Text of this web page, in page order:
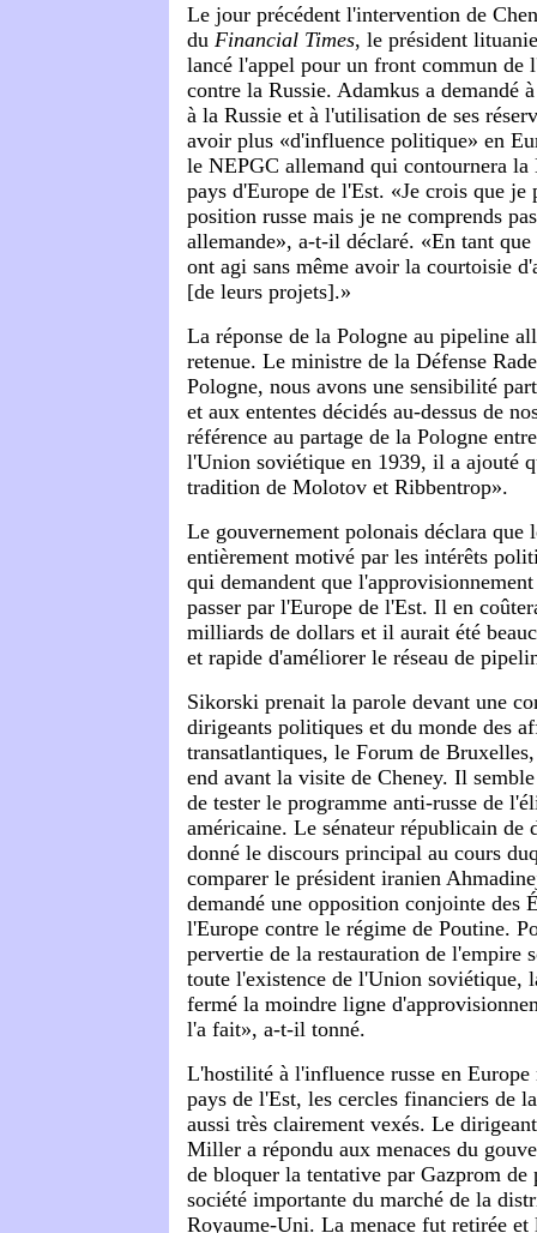
Le jour précédent l'intervention de
du Financial Times, le président
lancé l'appel pour un front commun de
contre la Russie. Adamkus a demandé
à la Russie et à l'utilisation de ses
avoir plus «d'influence politique» en
le NEPGC allemand qui contournera
pays d'Europe de l'Est. «Je crois que je
position russe mais je ne comprends
allemande», a-t-il déclaré. «En tant
ont agi sans même avoir la courtoisie
[de leurs projets].»
La réponse de la Pologne au pipeline
retenue. Le ministre de la Défense
Pologne, nous avons une sensibilité
et aux ententes décidés au-dessus de
référence au partage de la Pologne
l'Union soviétique en 1939, il a ajouté
tradition de Molotov et Ribbentrop».
Le gouvernement polonais déclara que
entièrement motivé par les intérêts
qui demandent que
passer par l'Europe de l'Est. Il en
milliards de dollars et il aurait été
et rapide d'améliorer le réseau de
Sikorski prenait la parole devant une
dirigeants politiques et du monde des
transatlantiques, le Forum de
end avant la visite de Cheney. Il
de tester le programme anti-russe de
américaine. Le sénateur républicain de
donné le discours principal au cours
comparer le président iranien
demandé une opposition conjointe des
l'Europe contre le régime de Poutine.
pervertie de la restauration de l'empire
toute l'existence de l'Union soviétique,
fermé la moindre ligne
l'a fait», a-t-il tonné.
L'hostilité à l'influence russe en Europe
pays de l'Est, les cercles financiers de
aussi très clairement vexés. Le
Miller a répondu aux menaces du
de bloquer la tentative par Gazprom de
société importante du marché de la
Royaume-Uni. La menace fut retirée